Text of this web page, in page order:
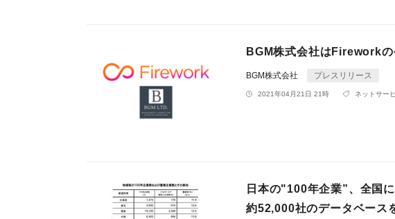
BGM株式会社はFirework
BGM株式会社 プレスリリース
2021年04月21日 21時 ネットサー
日本の"100年企業”、全国
約52,000社のデータベース